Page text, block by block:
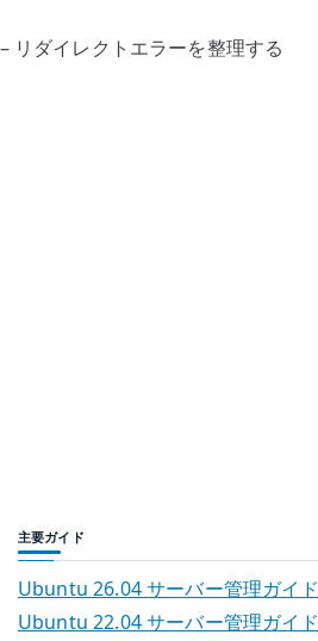
ダイレクトエラーを整理する
主要ガイド
Ubuntu 26.04 サーバー管理ガイド
Ubuntu 22.04 サーバー管理ガイド